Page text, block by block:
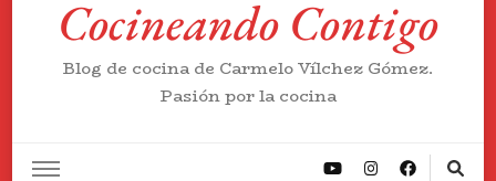
Cocineando Contigo
Blog de cocina de Carmelo Vílchez Gómez.
Pasión por la cocina